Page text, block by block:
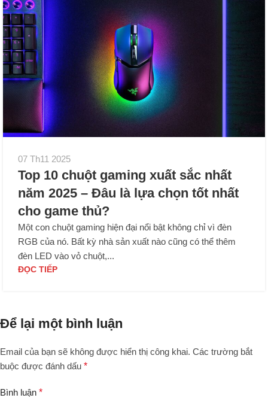
07 Th11 2025
Top 10 chuột gaming xuất sắc nhất
năm 2025 – Đâu là lựa chọn tốt nhất
cho game thủ?
Một con chuột gaming hiện đại nổi bật không chỉ vì đèn
RGB của nó. Bất kỳ nhà sản xuất nào cũng có thể thêm
đèn LED vào vỏ chuột,...
ĐỌC TIẾP
Để lại một bình luận
Email của bạn sẽ không được hiển thị công khai. Các trường bắt
buộc được đánh dấu *
Bình luận *